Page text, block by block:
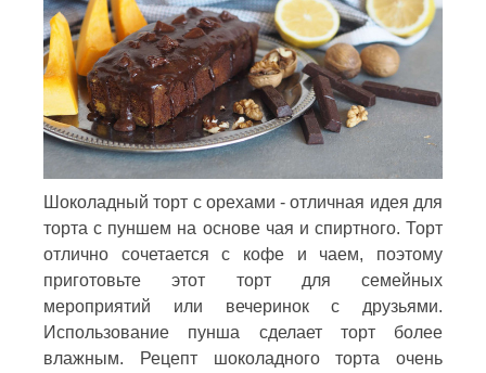
Шоколадный торт с орехами - отличная идея для
торта с пуншем на основе чая и спиртного. Торт
отлично сочетается с кофе и чаем, поэтому
приготовьте этот торт для семейных
мероприятий или вечеринок с друзьями.
Использование пунша сделает торт более
влажным. Рецепт шоколадного торта очень